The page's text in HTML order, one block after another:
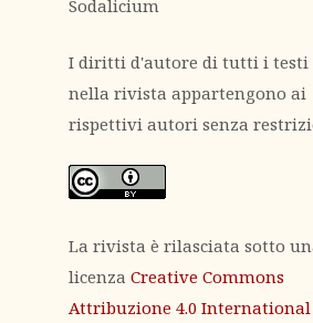
Sodalicium
I diritti d'autore di tutti i testi
nella rivista appartengono ai
rispettivi autori senza
La rivista è rilasciata sotto
licenza Creative Commons
Attribuzione 4.0 International